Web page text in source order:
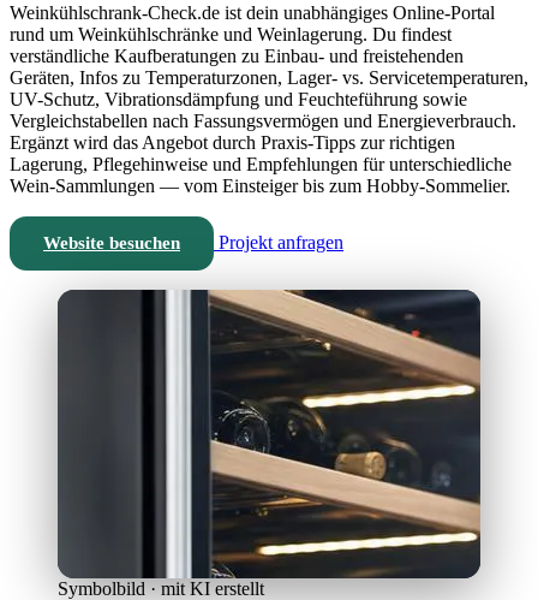
Weinkühlschrank-Check.de ist dein unabhängiges Online-Portal
rund um Weinkühlschränke und Weinlagerung. Du findest
verständliche Kaufberatungen zu Einbau- und freistehenden
Geräten, Infos zu Temperaturzonen, Lager- vs. Servicetemperaturen,
UV-Schutz, Vibrationsdämpfung und Feuchteführung sowie
Vergleichstabellen nach Fassungsvermögen und Energieverbrauch.
Ergänzt wird das Angebot durch Praxis-Tipps zur richtigen
Lagerung, Pflegehinweise und Empfehlungen für unterschiedliche
Wein-Sammlungen — vom Einsteiger bis zum Hobby-Sommelier.
Website besuchen Projekt anfragen
Symbolbild · mit KI erstellt